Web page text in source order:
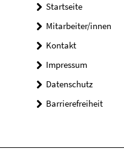
Startseite
Mitarbeiter/innen
Kontakt
Impressum
Datenschutz
Barrierefreiheit